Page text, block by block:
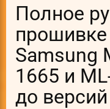
Полное
прошивке
Samsung
1665 и
до версий